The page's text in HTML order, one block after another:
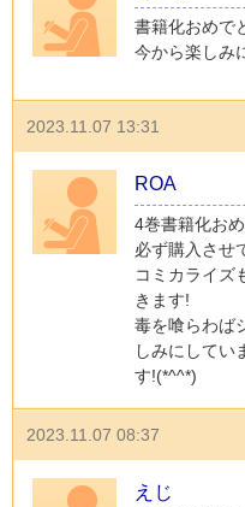
書籍化おめで
今から楽しみ
2023.11.07 13:31
ROA
4巻書籍化お
必ず購入させ
コミカライズ
きます!
毒を喰らわば
しみにしてい
す!(*^^*)
2023.11.07 08:37
えじ